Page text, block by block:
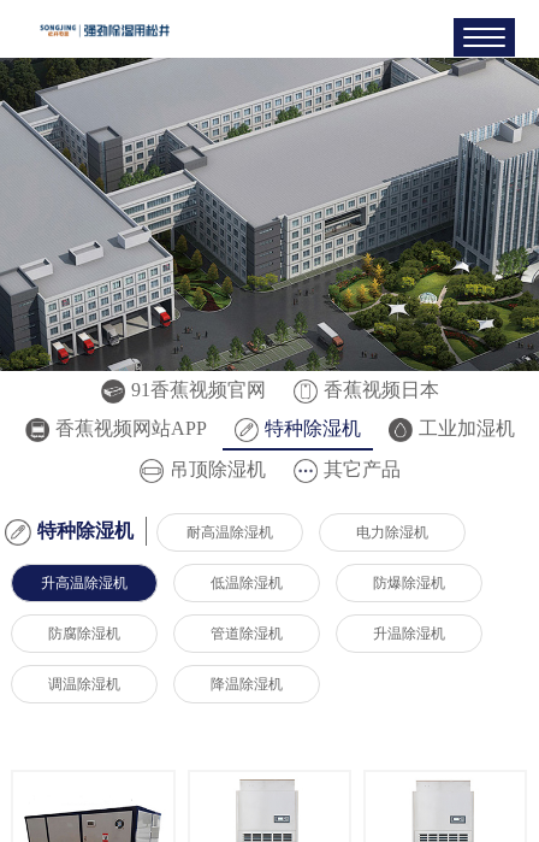
91香蕉视频官网
香蕉视频日本
香蕉视频网站APP
特种除湿机
工业加湿机
吊顶除湿机
其它产品
特种除湿机 耐高温除湿机 电力除湿机
升高温除湿机 低温除湿机 防爆除湿机
防腐除湿机 管道除湿机 升温除湿机
调温除湿机 降温除湿机